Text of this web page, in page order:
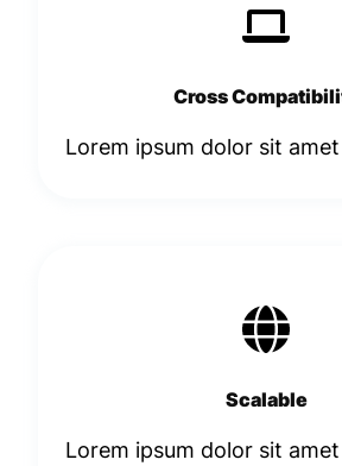
Cross
Lorem ipsum dolor sit
Scalable
Lorem ipsum dolor sit